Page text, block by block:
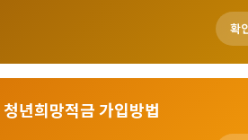
확
청년희망적금 가입방법